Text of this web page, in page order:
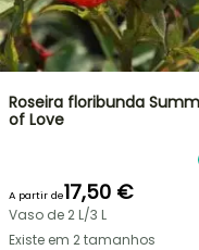
Roseira floribunda
of Love
A partir de17,50 €
Vaso de 2 L/3 L
Existe em 2 tamanhos